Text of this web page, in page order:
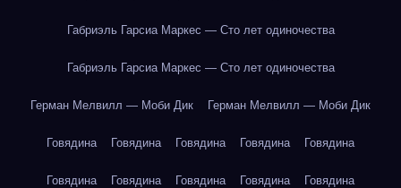
Габриэль Гарсиа Маркес — Сто лет одиночества
Габриэль Гарсиа Маркес — Сто лет одиночества
Герман Мелвилл — Моби Дик Герман Мелвилл — Моби Дик
Говядина Говядина Говядина Говядина Говядина
Говядина Говядина Говядина Говядина Говядина